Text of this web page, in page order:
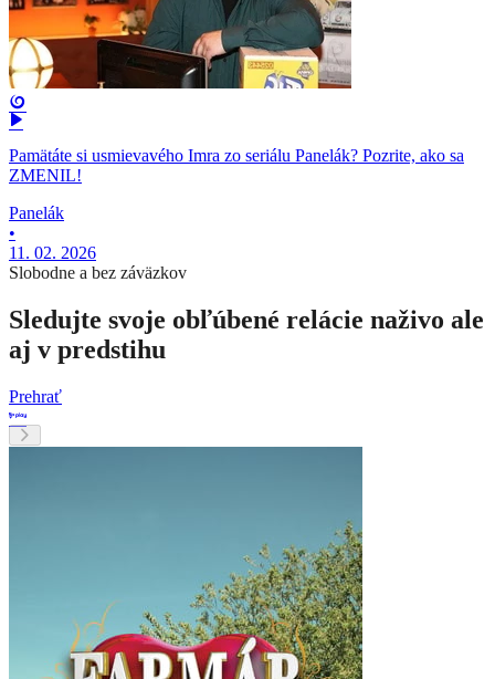
Pamätáte si usmievavého Imra zo seriálu Panelák? Pozrite, ako sa
ZMENIL!
Panelák
•
11. 02. 2026
Slobodne a bez záväzkov
Sledujte svoje obľúbené relácie naživo ale
aj v predstihu
Prehrať